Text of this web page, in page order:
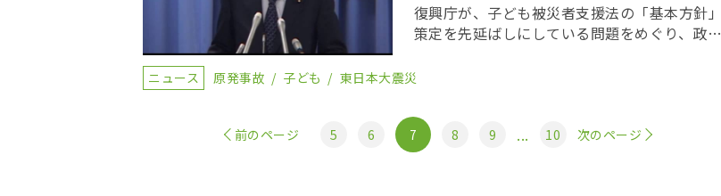
復興庁が、子ども被災者支援法の「基本方針」
策定を先延ばしにしている問題をめぐり、政府
いている。３月２５日の衆議院の東日本大震災
に関する質 […]
ニュース 原発事故 子ども 東日本大震災
前のページ 5 6 7 8 9 ... 10 次のページ